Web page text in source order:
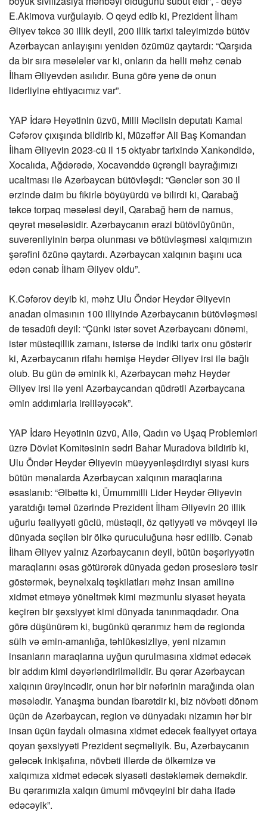
E.Akimova vurğulayıb. O qeyd edib ki, Prezident İlham
Əliyev təkcə 30 illik deyil, 200 illik tarixi taleyimizdə bütöv
Azərbaycan anlayışını yenidən özümüz qaytardı: “Qarşıda
da bir sıra məsələlər var ki, onların da həlli məhz cənab
İlham Əliyevdən asılıdır. Buna görə yenə də onun
liderliyinə ehtiyacımız var”.
YAP İdarə Heyətinin üzvü, Milli Məclisin deputatı Kamal
Cəfərov çıxışında bildirib ki, Müzəffər Ali Baş Komandan
İlham Əliyevin 2023-cü il 15 oktyabr tarixində Xankəndidə,
Xocalıda, Ağdərədə, Xocavənddə üçrəngli bayrağımızı
ucaltması ilə Azərbaycan bütövləşdi: “Gənclər son 30 il
ərzində daim bu fikirlə böyüyürdü və bilirdi ki, Qarabağ
təkcə torpaq məsələsi deyil, Qarabağ həm də namus,
qeyrət məsələsidir. Azərbaycanın ərazi bütövlüyünün,
suverenliyinin bərpa olunması və bötüvləşməsi xalqımızın
şərəfini özünə qaytardı. Azərbaycan xalqının başını uca
edən cənab İlham Əliyev oldu”.
K.Cəfərov deyib ki, məhz Ulu Öndər Heydər Əliyevin
anadan olmasının 100 illiyində Azərbaycanın bütövləşməsi
də təsadüfi deyil: “Çünki istər sovet Azərbaycanı dönəmi,
istər müstəqillik zamanı, istərsə də indiki tarix onu göstərir
ki, Azərbaycanın rifahı həmişə Heydər Əliyev irsi ilə bağlı
olub. Bu gün də əminik ki, Azərbaycan məhz Heydər
Əliyev irsi ilə yeni Azərbaycandan qüdrətli Azərbaycana
əmin addımlarla irəliləyəcək”.
YAP İdarə Heyətinin üzvü, Ailə, Qadın və Uşaq Problemləri
üzrə Dövlət Komitəsinin sədri Bahar Muradova bildirib ki,
Ulu Öndər Heydər Əliyevin müəyyənləşdirdiyi siyasi kurs
bütün mənalarda Azərbaycan xalqının maraqlarına
əsaslanıb: “Əlbəttə ki, Ümummilli Lider Heydər Əliyevin
yaratdığı təməl üzərində Prezident İlham Əliyevin 20 illik
uğurlu fəaliyyəti güclü, müstəqil, öz qətiyyəti və mövqeyi ilə
dünyada seçilən bir ölkə quruculuğuna həsr edilib. Cənab
İlham Əliyev yalnız Azərbaycanın deyil, bütün bəşəriyyətin
maraqlarını əsas götürərək dünyada gedən proseslərə təsir
göstərmək, beynəlxalq təşkilatları məhz insan amilinə
xidmət etməyə yönəltmək kimi məzmunlu siyasət həyata
keçirən bir şəxsiyyət kimi dünyada tanınmaqdadır. Ona
görə düşünürəm ki, bugünkü qərarımız həm də regionda
sülh və əmin-amanlığa, təhlükəsizliyə, yeni nizamın
insanların maraqlarına uyğun qurulmasına xidmət edəcək
bir addım kimi dəyərləndirilməlidir. Bu qərar Azərbaycan
xalqının ürəyincədir, onun hər bir nəfərinin marağında olan
məsələdir. Yanaşma bundan ibarətdir ki, biz növbəti dönəm
üçün də Azərbaycan, region və dünyadakı nizamın hər bir
insan üçün faydalı olmasına xidmət edəcək fəaliyyət ortaya
qoyan şəxsiyyəti Prezident seçməliyik. Bu, Azərbaycanın
gələcək inkişafına, növbəti illərdə də ölkəmizə və
xalqımıza xidmət edəcək siyasəti dəstəkləmək deməkdir.
Bu qərarımızla xalqın ümumi mövqeyini bir daha ifadə
edəcəyik”.